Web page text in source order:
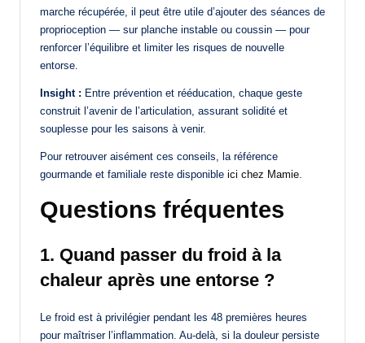
marche récupérée, il peut être utile d’ajouter des séances de
proprioception — sur planche instable ou coussin — pour
renforcer l’équilibre et limiter les risques de nouvelle
entorse.
Insight : Entre prévention et rééducation, chaque geste
construit l’avenir de l’articulation, assurant solidité et
souplesse pour les saisons à venir.
Pour retrouver aisément ces conseils, la référence
gourmande et familiale reste disponible ici chez Mamie.
Questions fréquentes
1. Quand passer du froid à la
chaleur après une entorse ?
Le froid est à privilégier pendant les 48 premières heures
pour maîtriser l’inflammation. Au-delà, si la douleur persiste